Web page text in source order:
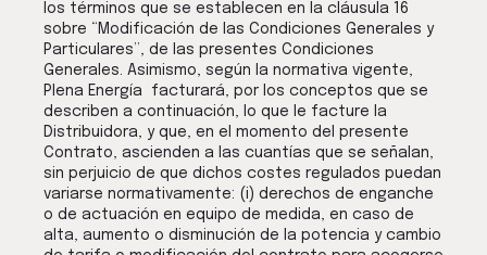
los términos que se establecen en la cláusula 16
sobre “Modificación de las Condiciones Generales y
Particulares”, de las presentes Condiciones
Generales. Asimismo, según la normativa vigente,
Plena Energía facturará, por los conceptos que se
describen a continuación, lo que le facture la
Distribuidora, y que, en el momento del presente
Contrato, ascienden a las cuantías que se señalan,
sin perjuicio de que dichos costes regulados puedan
variarse normativamente: (i) derechos de enganche
o de actuación en equipo de medida, en caso de
alta, aumento o disminución de la potencia y cambio